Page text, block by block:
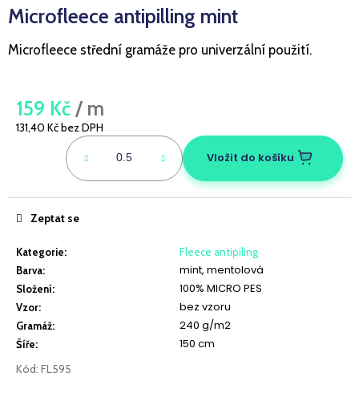
Microfleece antipilling mint
Microfleece střední gramáže pro univerzální použití.
159 Kč / m
131,40 Kč bez DPH
Vložit do košíku
Kategorie:
Fleece antipiling
Barva: mint, mentolová
Složení: 100% MICRO PES
Vzor: bez vzoru
Gramáž: 240 g/m2
Šíře: 150 cm
Kód: FL595
Zeptat se
a
j
í
?
HLEDAT
D
o
p
o
r
u
č
u